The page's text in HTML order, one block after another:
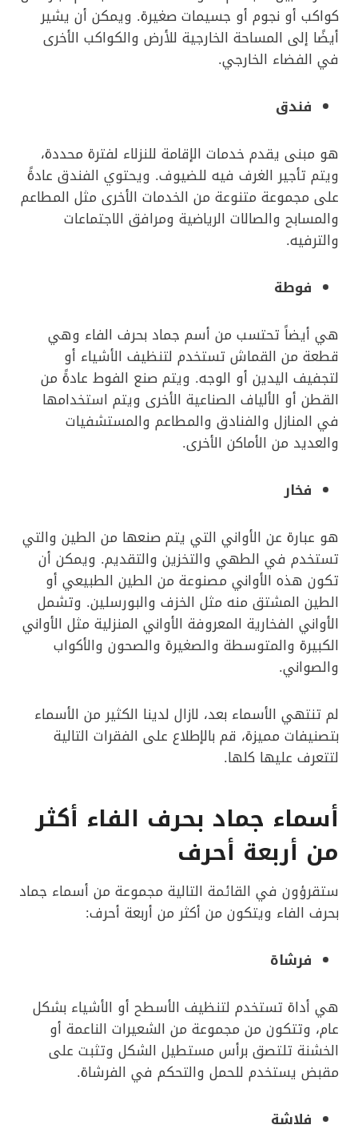
كواكب أو نجوم أو جسيمات صغيرة. ويمكن أن يشير
أيضًا إلى المساحة الخارجية للأرض والكواكب الأخرى
في الفضاء الخارجي.
فندق
هو مبنى يقدم خدمات الإقامة للنزلاء لفترة محددة،
ويتم تأجير الغرف فيه للضيوف. ويحتوي الفندق عادةً
على مجموعة متنوعة من الخدمات الأخرى مثل المطاعم
والمسابح والصالات الرياضية ومرافق الاجتماعات
والترفيه.
فوطة
هي أيضاً تحتسب من أسم جماد بحرف الفاء وهي
قطعة من القماش تستخدم لتنظيف الأشياء أو
لتجفيف اليدين أو الوجه. ويتم صنع الفوط عادةً من
القطن أو الألياف الصناعية الأخرى ويتم استخدامها
في المنازل والفنادق والمطاعم والمستشفيات
والعديد من الأماكن الأخرى.
فخار
هو عبارة عن الأواني التي يتم صنعها من الطين والتي
تستخدم في الطهي والتخزين والتقديم. ويمكن أن
تكون هذه الأواني مصنوعة من الطين الطبيعي أو
الطين المشتق منه مثل الخزف والبورسلين. وتشمل
الأواني الفخارية المعروفة الأواني المنزلية مثل الأواني
الكبيرة والمتوسطة والصغيرة والصحون والأكواب
والصواني.
لم تنتهي الأسماء بعد، لازال لدينا الكثير من الأسماء
بتصنيفات مميزة، قم بالإطلاع على الفقرات التالية
لتتعرف عليها كلها.
أسماء جماد بحرف الفاء أكثر
من أربعة أحرف
ستقرؤون في القائمة التالية مجموعة من أسماء جماد
بحرف الفاء ويتكون من أكثر من أربعة أحرف:
فرشاة
هي أداة تستخدم لتنظيف الأسطح أو الأشياء بشكل
عام، وتتكون من مجموعة من الشعيرات الناعمة أو
الخشنة تلتصق برأس مستطيل الشكل وتثبت على
مقبض يستخدم للحمل والتحكم في الفرشاة.
فلاشة